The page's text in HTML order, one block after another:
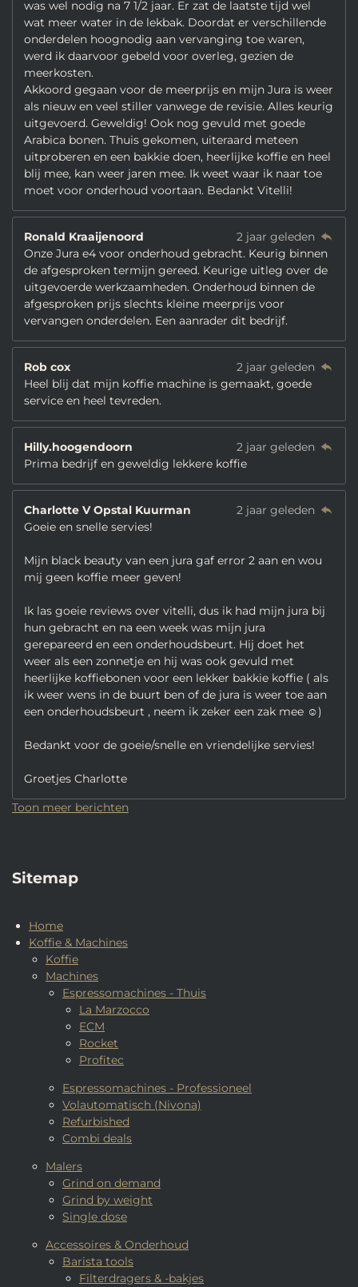
was wel nodig na 7 1/2 jaar. Er zat de laatste tijd wel
wat meer water in de lekbak. Doordat er verschillende
onderdelen hoognodig aan vervanging toe waren,
werd ik daarvoor gebeld voor overleg, gezien de
meerkosten.
Akkoord gegaan voor de meerprijs en mijn Jura is weer
als nieuw en veel stiller vanwege de revisie. Alles keurig
uitgevoerd. Geweldig! Ook nog gevuld met goede
Arabica bonen. Thuis gekomen, uiteraard meteen
uitproberen en een bakkie doen, heerlijke koffie en heel
blij mee, kan weer jaren mee. Ik weet waar ik naar toe
moet voor onderhoud voortaan. Bedankt Vitelli!
Ronald Kraaijenoord
2 jaar geleden
Onze Jura e4 voor onderhoud gebracht. Keurig binnen
de afgesproken termijn gereed. Keurige uitleg over de
uitgevoerde werkzaamheden. Onderhoud binnen de
afgesproken prijs slechts kleine meerprijs voor
vervangen onderdelen. Een aanrader dit bedrijf.
Rob cox
2 jaar geleden
Heel blij dat mijn koffie machine is gemaakt, goede
service en heel tevreden.
Hilly.hoogendoorn
2 jaar geleden
Prima bedrijf en geweldig lekkere koffie
Charlotte V Opstal Kuurman
2 jaar geleden
Goeie en snelle servies!
Mijn black beauty van een jura gaf error 2 aan en wou
mij geen koffie meer geven!
Ik las goeie reviews over vitelli, dus ik had mijn jura bij
hun gebracht en na een week was mijn jura
gerepareerd en een onderhoudsbeurt. Hij doet het
weer als een zonnetje en hij was ook gevuld met
heerlijke koffiebonen voor een lekker bakkie koffie ( als
ik weer wens in de buurt ben of de jura is weer toe aan
een onderhoudsbeurt , neem ik zeker een zak mee ☺️)
Bedankt voor de goeie/snelle en vriendelijke servies!
Groetjes Charlotte
Toon meer berichten
Sitemap
Home
Koffie & Machines
Koffie
Machines
Espressomachines - Thuis
La Marzocco
ECM
Rocket
Profitec
Espressomachines - Professioneel
Volautomatisch (Nivona)
Refurbished
Combi deals
Malers
Grind on demand
Grind by weight
Single dose
Accessoires & Onderhoud
Barista tools
Filterdragers & -bakjes